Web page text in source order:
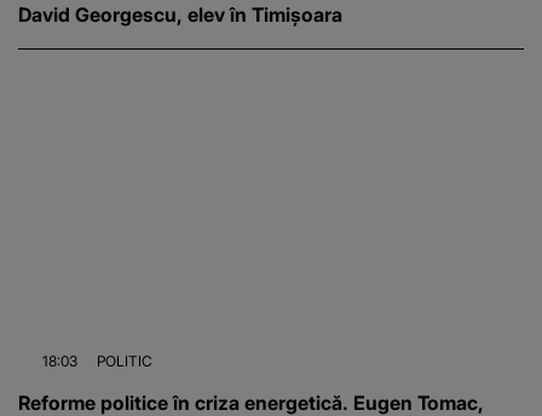
David Georgescu, elev în Timișoara
18:03 POLITIC
Reforme politice în criza energetică. Eugen Tomac,